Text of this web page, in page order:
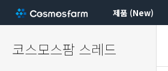
제품 (New)
코스모스팜 스레드